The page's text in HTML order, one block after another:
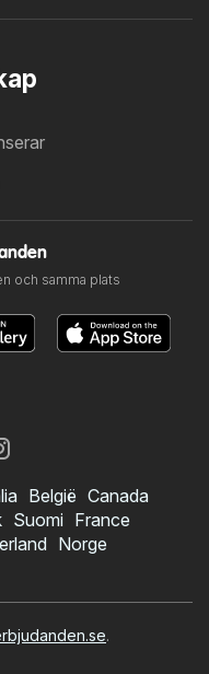
och samma plats
België Canada
Suomi France
Norge
.